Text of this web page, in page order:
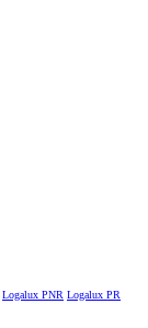
Logalux PNR Logalux PR